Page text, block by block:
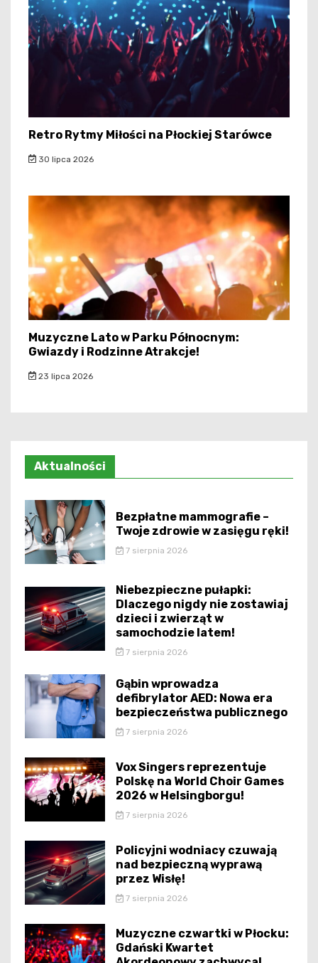
Retro Rytmy Miłości na Płockiej Starówce
30 lipca 2026
Muzyczne Lato w Parku Północnym:
Gwiazdy i Rodzinne Atrakcje!
23 lipca 2026
Aktualności
Bezpłatne mammografie –
Twoje zdrowie w zasięgu ręki!
7 sierpnia 2026
Niebezpieczne pułapki:
Dlaczego nigdy nie zostawiaj
dzieci i zwierząt w
samochodzie latem!
7 sierpnia 2026
Gąbin wprowadza
defibrylator AED: Nowa era
bezpieczeństwa publicznego
7 sierpnia 2026
Vox Singers reprezentuje
Polskę na World Choir Games
2026 w Helsingborgu!
7 sierpnia 2026
Policyjni wodniacy czuwają
nad bezpieczną wyprawą
przez Wisłę!
7 sierpnia 2026
Muzyczne czwartki w Płocku:
Gdański Kwartet